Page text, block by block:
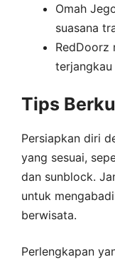
Omah
suasana
RedDoorz
terjangkau
Tips
Persiapkan diri
yang sesuai,
dan sunblock.
untuk
berwisata.
Perlengkapan